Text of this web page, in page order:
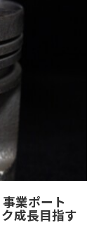
業ポート
成長目指す